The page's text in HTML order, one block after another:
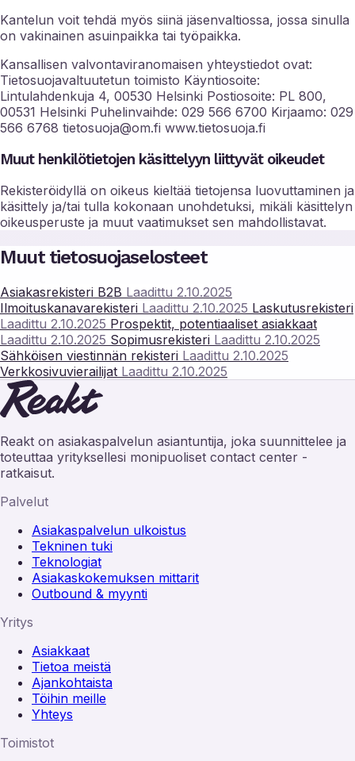
Kantelun voit tehdä myös siinä jäsenvaltiossa, jossa sinulla
on vakinainen asuinpaikka tai työpaikka.
Kansallisen valvontaviranomaisen yhteystiedot ovat:
Tietosuojavaltuutetun toimisto Käyntiosoite:
Lintulahdenkuja 4, 00530 Helsinki Postiosoite: PL 800,
00531 Helsinki Puhelinvaihde: 029 566 6700 Kirjaamo: 029
566 6768 tietosuoja@om.fi www.tietosuoja.fi
Muut henkilötietojen käsittelyyn liittyvät oikeudet
Rekisteröidyllä on oikeus kieltää tietojensa luovuttaminen ja
käsittely ja/tai tulla kokonaan unohdetuksi, mikäli käsittelyn
oikeusperuste ja muut vaatimukset sen mahdollistavat.
Muut tietosuojaselosteet
Asiakasrekisteri B2B Laadittu 2.10.2025
Ilmoituskanavarekisteri Laadittu 2.10.2025 Laskutusrekisteri
Laadittu 2.10.2025 Prospektit, potentiaaliset asiakkaat
Laadittu 2.10.2025 Sopimusrekisteri Laadittu 2.10.2025
Sähköisen viestinnän rekisteri Laadittu 2.10.2025
Verkkosivuvierailijat Laadittu 2.10.2025
Reakt on asiakaspalvelun asiantuntija, joka suunnittelee ja
toteuttaa yrityksellesi monipuoliset contact center -
ratkaisut.
Palvelut
Asiakaspalvelun ulkoistus
Tekninen tuki
Teknologiat
Asiakaskokemuksen mittarit
Outbound & myynti
Yritys
Asiakkaat
Tietoa meistä
Ajankohtaista
Töihin meille
Yhteys
Toimistot